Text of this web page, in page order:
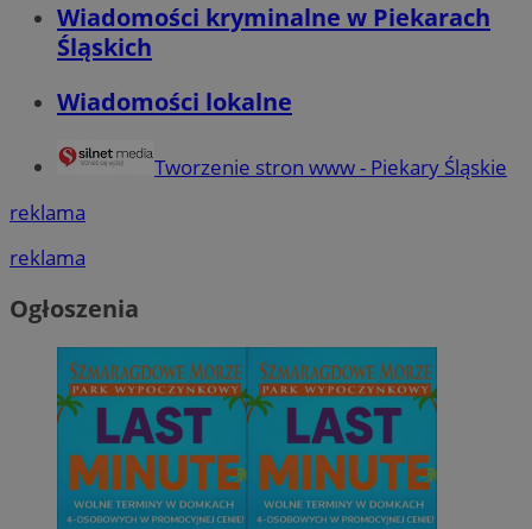
Wiadomości kryminalne w Piekarach
Śląskich
Wiadomości lokalne
Tworzenie stron www - Piekary Śląskie
reklama
reklama
Ogłoszenia